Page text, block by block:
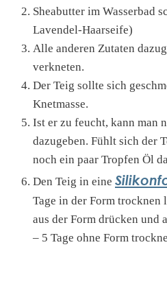
Sheabutter im Wasserbad
Lavendel-Haarseife)
Alle anderen Zutaten
verkneten.
Der Teig sollte sich
Knetmasse.
Ist er zu feucht, kann man
dazugeben. Fühlt sich der
noch ein paar Tropfen Öl
Den Teig in eine
Tage in der Form trocknen
aus der Form drücken und
– 5 Tage ohne Form